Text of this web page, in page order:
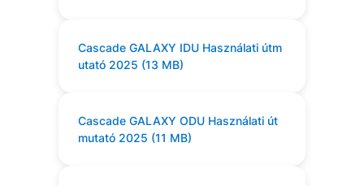
Cascade GALAXY IDU Használati útm
utató 2025 (13 MB)
Cascade GALAXY ODU Használati út
mutató 2025 (11 MB)